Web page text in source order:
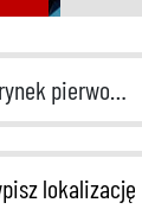
Mieszkania - rynek pierwotny